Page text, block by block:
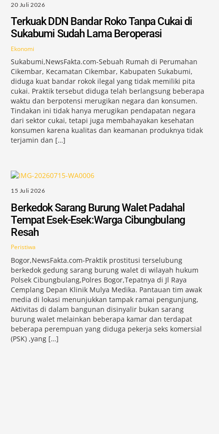
20 Juli 2026
Terkuak DDN Bandar Roko Tanpa Cukai di
Sukabumi Sudah Lama Beroperasi
Ekonomi
Sukabumi,NewsFakta.com-Sebuah Rumah di Perumahan
Cikembar, Kecamatan Cikembar, Kabupaten Sukabumi,
diduga kuat bandar rokok ilegal yang tidak memiliki pita
cukai. Praktik tersebut diduga telah berlangsung beberapa
waktu dan berpotensi merugikan negara dan konsumen.
Tindakan ini tidak hanya merugikan pendapatan negara
dari sektor cukai, tetapi juga membahayakan kesehatan
konsumen karena kualitas dan keamanan produknya tidak
terjamin dan […]
15 Juli 2026
Berkedok Sarang Burung Walet Padahal
Tempat Esek-Esek:Warga Cibungbulang
Resah
Peristiwa
Bogor,NewsFakta.com-Praktik prostitusi terselubung
berkedok gedung sarang burung walet di wilayah hukum
Polsek Cibungbulang,Polres Bogor,Tepatnya di Jl Raya
Cemplang Depan Klinik Mulya Medika. Pantauan tim awak
media di lokasi menunjukkan tampak ramai pengunjung,
Aktivitas di dalam bangunan disinyalir bukan sarang
burung walet melainkan beberapa kamar dan terdapat
beberapa perempuan yang diduga pekerja seks komersial
(PSK) ,yang […]